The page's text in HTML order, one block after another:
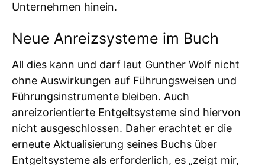
Unternehmen hinein.
Neue Anreizsysteme im Buch
All dies kann und darf laut Gunther Wolf nicht
ohne Auswirkungen auf Führungsweisen und
Führungsinstrumente bleiben. Auch
anreizorientierte Entgeltsysteme sind hiervon
nicht ausgeschlossen. Daher erachtet er die
erneute Aktualisierung seines Buchs über
Entgeltsysteme als erforderlich, es „zeigt mir,